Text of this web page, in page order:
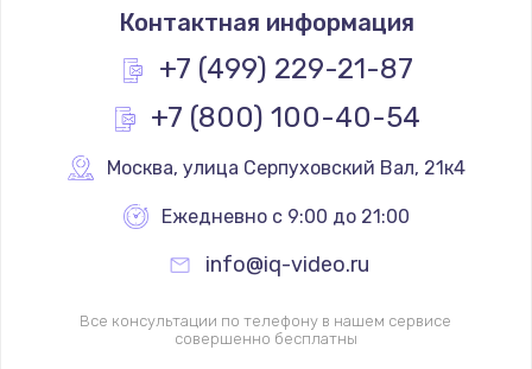
1200 руб.
Заказать
Замена реле
Замена термопредохранителя
700 руб.
Заказать
Контактная информация
+7 (499) 229-21-87
+7 (800) 100-40-54
Москва, улица Серпуховский Вал, 21к4
Ежедневно с 9:00 до 21:00
info@iq-video.ru
Все консультации по телефону в нашем сервисе
совершенно бесплатны